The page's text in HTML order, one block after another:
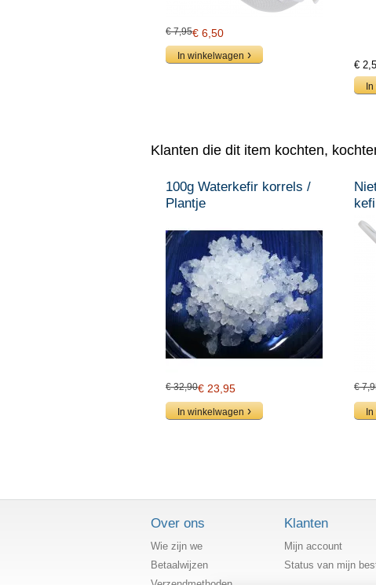
€ 7,95€ 6,50
In winkelwagen
€
In
Klanten die dit item kochten,
100g Waterkefir korrels /
Plantje
€ 32,90€ 23,95
In winkelwagen
€
In
Over ons
Wie zijn we
Betaalwijzen
Klanten
Mijn account
Status van mijn